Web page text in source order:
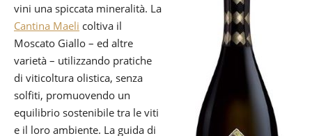
vini una spiccata mineralità. La
Cantina Maeli coltiva il
Moscato Giallo – ed altre
varietà – utilizzando pratiche
di viticoltura olistica, senza
solfiti, promuovendo un
equilibrio sostenibile tra le viti
e il loro ambiente. La guida di